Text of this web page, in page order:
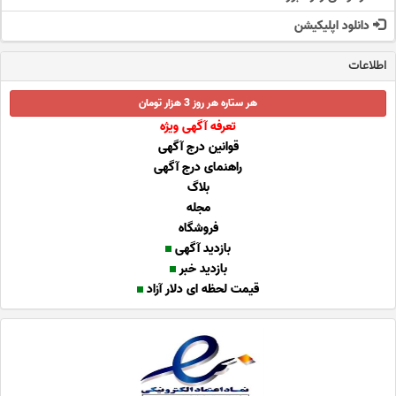
دانلود اپلیکیشن
اطلاعات
هر ستاره هر روز 3 هزار تومان
تعرفه آگهی ویژه
قوانین درج آگهی
راهنمای درج آگهی
بلاگ
مجله
فروشگاه
بازدید آگهی
بازدید خبر
قیمت لحظه ای دلار آزاد